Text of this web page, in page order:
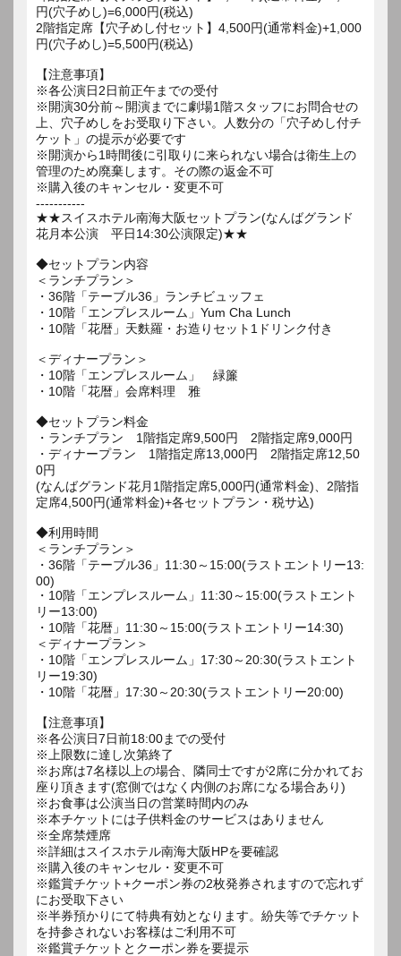
円(穴子めし)=6,000円(税込)
2階指定席【穴子めし付セット】4,500円(通常料金)+1,000
円(穴子めし)=5,500円(税込)
【注意事項】
※各公演日2日前正午までの受付
※開演30分前～開演までに劇場1階スタッフにお問合せの
上、穴子めしをお受取り下さい。人数分の「穴子めし付チ
ケット」の提示が必要です
※開演から1時間後に引取りに来られない場合は衛生上の
管理のため廃棄します。その際の返金不可
※購入後のキャンセル・変更不可
-----------
★★スイスホテル南海大阪セットプラン(なんばグランド
花月本公演 平日14:30公演限定)★★
◆セットプラン内容
＜ランチプラン＞
・36階「テーブル36」ランチビュッフェ
・10階「エンプレスルーム」Yum Cha Lunch
・10階「花暦」天麩羅・お造りセット1ドリンク付き
＜ディナープラン＞
・10階「エンプレスルーム」 緑簾
・10階「花暦」会席料理 雅
◆セットプラン料金
・ランチプラン 1階指定席9,500円 2階指定席9,000円
・ディナープラン 1階指定席13,000円 2階指定席12,50
0円
(なんばグランド花月1階指定席5,000円(通常料金)、2階指
定席4,500円(通常料金)+各セットプラン・税サ込)
◆利用時間
＜ランチプラン＞
・36階「テーブル36」11:30～15:00(ラストエントリー13:
00)
・10階「エンプレスルーム」11:30～15:00(ラストエント
リー13:00)
・10階「花暦」11:30～15:00(ラストエントリー14:30)
＜ディナープラン＞
・10階「エンプレスルーム」17:30～20:30(ラストエント
リー19:30)
・10階「花暦」17:30～20:30(ラストエントリー20:00)
【注意事項】
※各公演日7日前18:00までの受付
※上限数に達し次第終了
※お席は7名様以上の場合、隣同士ですが2席に分かれてお
座り頂きます(窓側ではなく内側のお席になる場合あり)
※お食事は公演当日の営業時間内のみ
※本チケットには子供料金のサービスはありません
※全席禁煙席
※詳細はスイスホテル南海大阪HPを要確認
※購入後のキャンセル・変更不可
※鑑賞チケット+クーポン券の2枚発券されますので忘れず
にお受取下さい
※半券預かりにて特典有効となります。紛失等でチケット
を持参されないお客様はご利用不可
※鑑賞チケットとクーポン券を要提示